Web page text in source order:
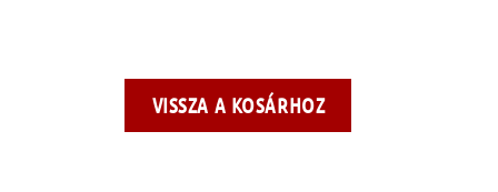
VISSZA A KOSÁRHOZ